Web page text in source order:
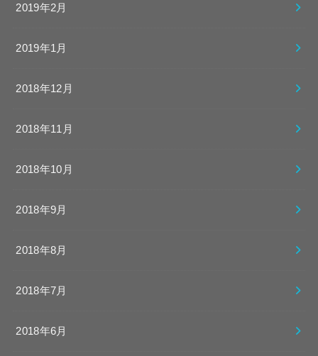
2019年2月
2019年1月
2018年12月
2018年11月
2018年10月
2018年9月
2018年8月
2018年7月
2018年6月